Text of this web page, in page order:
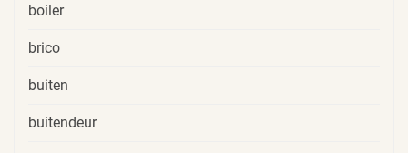
boiler
brico
buiten
buitendeur